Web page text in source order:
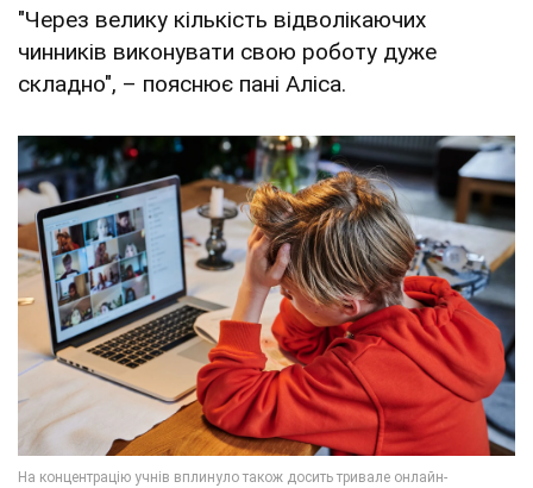
"Через велику кількість відволікаючих
чинників виконувати свою роботу дуже
складно", – пояснює пані Аліса.